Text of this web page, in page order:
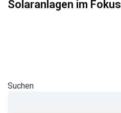
Solaranlagen im Fokus
Suchen